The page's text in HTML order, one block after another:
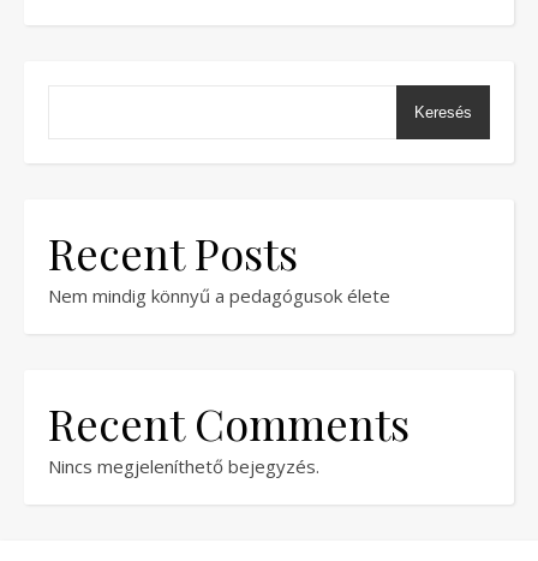
Keresés
Recent Posts
Nem mindig könnyű a pedagógusok élete
Recent Comments
Nincs megjeleníthető bejegyzés.